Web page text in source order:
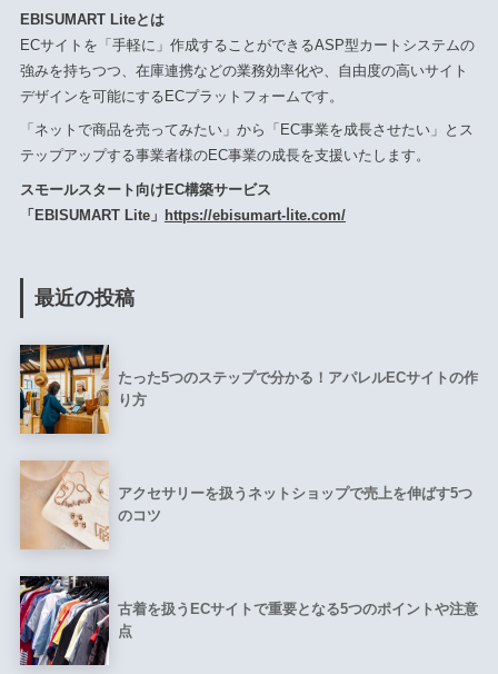
EBISUMART Liteとは
ECサイトを「手軽に」作成することができるASP型カートシステムの
強みを持ちつつ、在庫連携などの業務効率化や、自由度の高いサイト
デザインを可能にするECプラットフォームです。
「ネットで商品を売ってみたい」から「EC事業を成長させたい」とス
テップアップする事業者様のEC事業の成長を支援いたします。
スモールスタート向けEC構築サービス
「EBISUMART Lite」 https://ebisumart-ⅼite.com/
最近の投稿
たった5つのステップで分かる！アパレルECサイトの作
り方
アクセサリーを扱うネットショップで売上を伸ばす5つ
のコツ
古着を扱うECサイトで重要となる5つのポイントや注意
点